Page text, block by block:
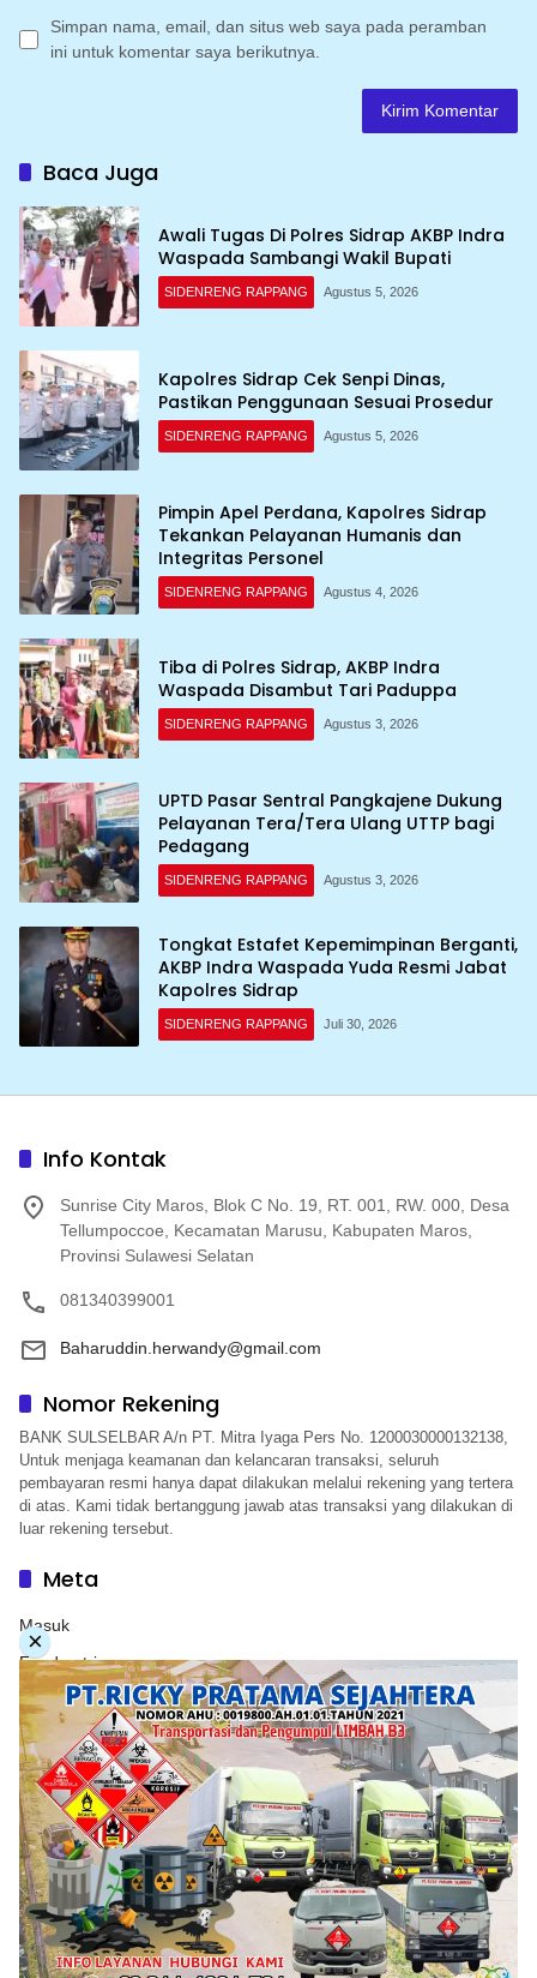
Simpan nama, email, dan situs web saya pada peramban
ini untuk komentar saya berikutnya.
Baca Juga
Awali Tugas Di Polres Sidrap AKBP Indra
Waspada Sambangi Wakil Bupati
SIDENRENG RAPPANG Agustus 5, 2026
Kapolres Sidrap Cek Senpi Dinas,
Pastikan Penggunaan Sesuai Prosedur
SIDENRENG RAPPANG Agustus 5, 2026
Pimpin Apel Perdana, Kapolres Sidrap
Tekankan Pelayanan Humanis dan
Integritas Personel
SIDENRENG RAPPANG Agustus 4, 2026
Tiba di Polres Sidrap, AKBP Indra
Waspada Disambut Tari Paduppa
SIDENRENG RAPPANG Agustus 3, 2026
UPTD Pasar Sentral Pangkajene Dukung
Pelayanan Tera/Tera Ulang UTTP bagi
Pedagang
SIDENRENG RAPPANG Agustus 3, 2026
Tongkat Estafet Kepemimpinan Berganti,
AKBP Indra Waspada Yuda Resmi Jabat
Kapolres Sidrap
SIDENRENG RAPPANG Juli 30, 2026
Info Kontak
Sunrise City Maros, Blok C No. 19, RT. 001, RW. 000, Desa
Tellumpoccoe, Kecamatan Marusu, Kabupaten Maros,
Provinsi Sulawesi Selatan
081340399001
Baharuddin.herwandy@gmail.com
Nomor Rekening
BANK SULSELBAR A/n PT. Mitra Iyaga Pers No. 1200030000132138,
Untuk menjaga keamanan dan kelancaran transaksi, seluruh
pembayaran resmi hanya dapat dilakukan melalui rekening yang tertera
di atas. Kami tidak bertanggung jawab atas transaksi yang dilakukan di
luar rekening tersebut.
Meta
Masuk
Feed entri
Feed komentar
WordPress.org
Copyright © 2026. PT. Herwandy Baharuddin Grup. All
rights reserve
×